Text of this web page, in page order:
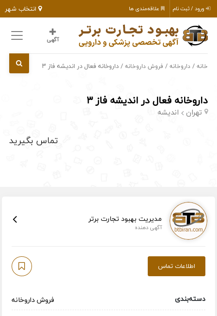
انتخاب شهر ورود / ثبت نام علاقه‌مندی ها
آگهی
خانه /داروخانه / فروش داروخانه / داروخانه فعال در اندیشه فاز ۳
داروخانه فعال در اندیشه فاز ۳
تهران اندیشه
تماس بگیرید
مدیریت بهبود تجارت برتر
آگهی دهنده
اطلاعات تماس
دسته‌بندی
فروش داروخانه